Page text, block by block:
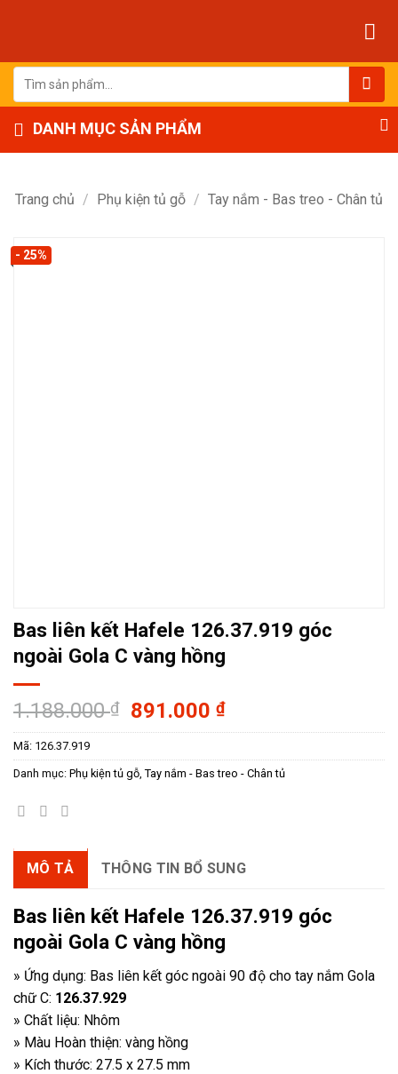
dung
Tìm
kiếm:
DANH MỤC SẢN PHẨM
Trang chủ / Phụ kiện tủ gỗ / Tay nắm - Bas treo - Chân tủ
- 25%
Bas liên kết Hafele 126.37.919 góc
ngoài Gola C vàng hồng
1.188.000₫
Giá
gốc
1.188.000 ₫.
891.000₫Giá
hiện
là:
Mã: 126.37.919
Danh mục: Phụ kiện tủ gỗ, Tay nắm - Bas treo - Chân tủ
MÔ TẢ THÔNG TIN BỔ SUNG
Bas liên kết Hafele 126.37.919 góc
ngoài Gola C vàng hồng
» Ứng dụng: Bas liên kết góc ngoài 90 độ cho tay nắm Gola
chữ C: 126.37.929
» Chất liệu: Nhôm
» Màu Hoàn thiện: vàng hồng
» Kích thước: 27.5 x 27.5 mm